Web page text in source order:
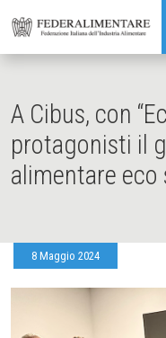
A Cibus, con
protagonisti il
alimentare eco
8 Maggio 2024